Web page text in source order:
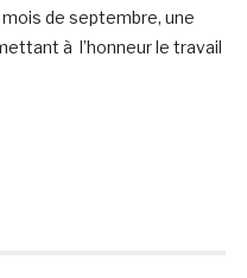
de septembre, une
à l’honneur le travail